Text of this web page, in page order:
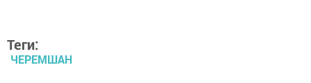
Теги:
ЧЕРЕМШАН